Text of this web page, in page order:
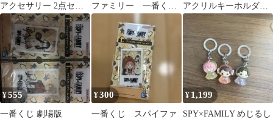
アクセサリー 2点セッ
ト
ファミリー 一番く
じ G賞 ラバースト
ラップ ボンド
アクリルキーホルダー
ボンド
¥555
一番くじ 劇場版
¥300
一番くじ スパイファ
¥ 1,199
SPY×FAMILY めじるし